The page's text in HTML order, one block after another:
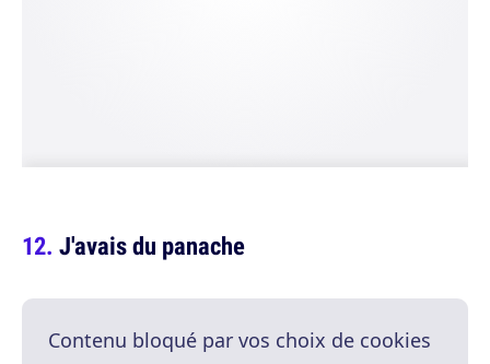
J'avais du panache
Contenu bloqué par vos choix de cookies